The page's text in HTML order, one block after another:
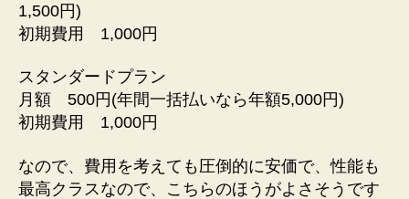
1,500円)
初期費用 1,000円
スタンダードプラン
月額 500円(年間一括払いなら年額5,000円)
初期費用 1,000円
なので、費用を考えても圧倒的に安価で、性能も
最高クラスなので、こちらのほうがよさそうです